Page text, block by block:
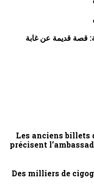
قصة قديمة عن غابة
Les anciens billets
précisent
Des milliers de